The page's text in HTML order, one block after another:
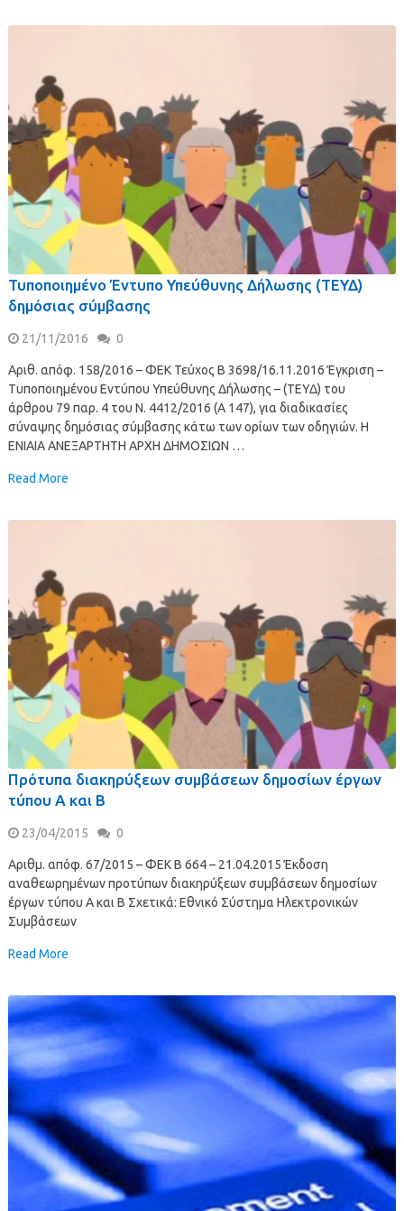
Τυποποιημένο Έντυπο Υπεύθυνης Δήλωσης (ΤΕΥΔ)
δημόσιας σύμβασης
21/11/2016 0
Αριθ. απόφ. 158/2016 – ΦΕΚ Τεύχος Β 3698/16.11.2016 Έγκριση –
Τυποποιημένου Εντύπου Υπεύθυνης Δήλωσης – (ΤΕΥΔ) του
άρθρου 79 παρ. 4 του Ν. 4412/2016 (Α 147), για διαδικασίες
σύναψης δημόσιας σύμβασης κάτω των ορίων των οδηγιών. Η
ΕΝΙΑΙΑ ΑΝΕΞΑΡΤΗΤΗ ΑΡΧΗ ΔΗΜΟΣΙΩΝ …
Read More
Πρότυπα διακηρύξεων συμβάσεων δημοσίων έργων
τύπου Α και Β
23/04/2015 0
Αριθμ. απόφ. 67/2015 – ΦΕΚ B 664 – 21.04.2015 Έκδοση
αναθεωρημένων προτύπων διακηρύξεων συμβάσεων δημοσίων
έργων τύπου Α και Β Σχετικά: Εθνικό Σύστημα Ηλεκτρονικών
Συμβάσεων
Read More